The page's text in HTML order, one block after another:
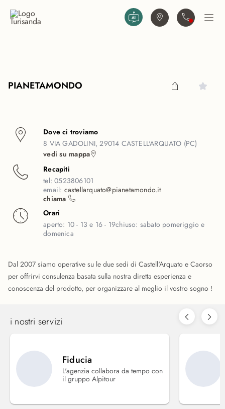
Trova agenziaContattaciApri
PIANETAMONDO
Dove ci troviamo
8 VIA GADOLINI, 29014 CASTELL'ARQUATO (PC)
vedi su mappa
Recapiti
tel:0523806101
email: castellarquato@pianetamondo.it
chiama
Orari
aperto: 10 - 13 e 16 - 19chiuso: sabato pomeriggio e
domenica
Dal 2007 siamo operative su le due sedi di Castell'Arquato e Caorso
per offrirvi consulenza basata sulla nostra diretta esperienza e
conoscenza del prodotto, per organizzare al meglio il vostro sogno !
i nostri servizi
Fiducia
L'agenzia collabora da tempo con
il gruppo Alpitour